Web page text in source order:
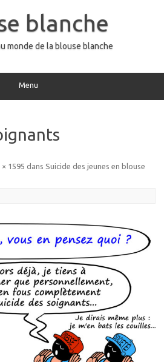
blanche
monde de la blouse blanche
Menu
× 1595 dans Suicide des jeunes en blouse